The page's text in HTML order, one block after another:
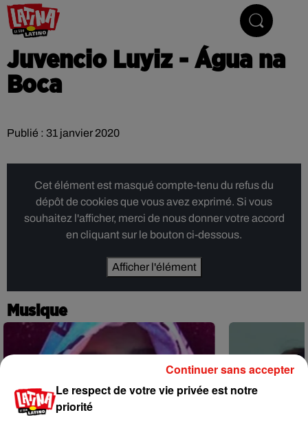
Juvencio Luyiz - Água na
Boca
Publié : 31 janvier 2020
Cet élément est masqué compte-tenu du refus du
dépôt de cookies que vous avez exprimé. Si vous
souhaitez l'afficher, merci de nous donner votre accord
en cliquant sur le bouton ci-dessous.
Afficher l'élément
Musique
Le respect de votre vie privée est notre
priorité
Continuer sans accepter